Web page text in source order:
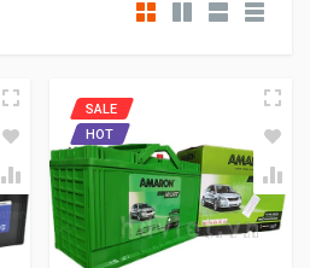
SALE
HOT